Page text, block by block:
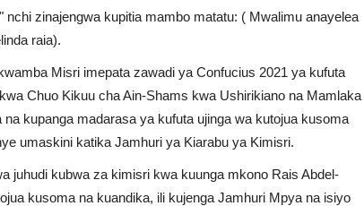
zinajengwa kupitia mambo matatu: ( Mwalimu anayelea
raia).
Misri imepata zawadi ya Confucius 2021 ya kufuta
Chuo Kikuu cha Ain-Shams kwa Ushirikiano na Mamlaka
kupanga madarasa ya kufuta ujinga wa kutojua kusoma
umaskini katika Jamhuri ya Kiarabu ya Kimisri.
juhudi kubwa za kimisri kwa kuunga mkono Rais Abdel-
kusoma na kuandika, ili kujenga Jamhuri Mpya na isiyo